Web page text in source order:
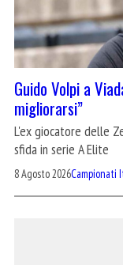
Guido Volpi a
migliorarsi”
L'ex giocatore delle
sfida in serie A Elite
8 Agosto 2026Campionati